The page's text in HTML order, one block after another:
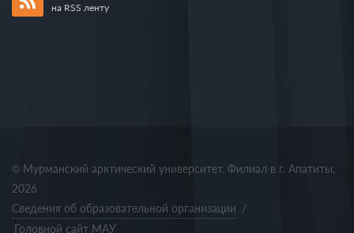
на RSS ленту
© Мурманский арктический университет. Филиал в г. Апатиты,
2026
Сведения об образовательной организации /
Головной сайт МАУ